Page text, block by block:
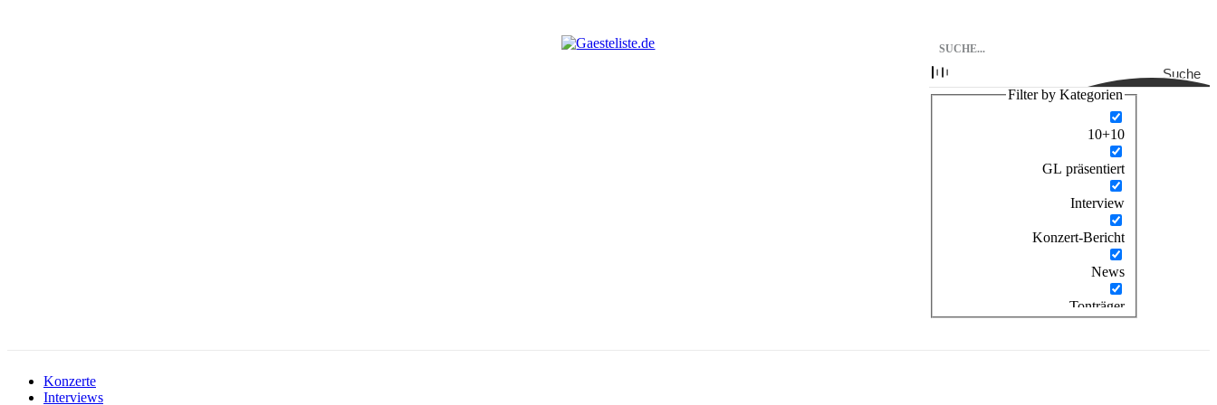
Suche
Filter by Kategorien
10+10
GL präsentiert
Interview
Konzert-Bericht
News
Tonträger
Konzerte
Interviews